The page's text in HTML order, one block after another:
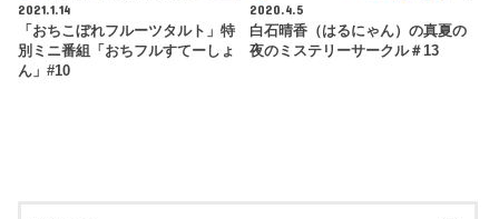
2021.1.14
「おちこぼれフルーツタルト」特
別ミニ番組「おちフルすてーしょ
ん」#10
2020.4.5
白石晴香（はるにゃん）の真夏の
夜のミステリーサークル＃13